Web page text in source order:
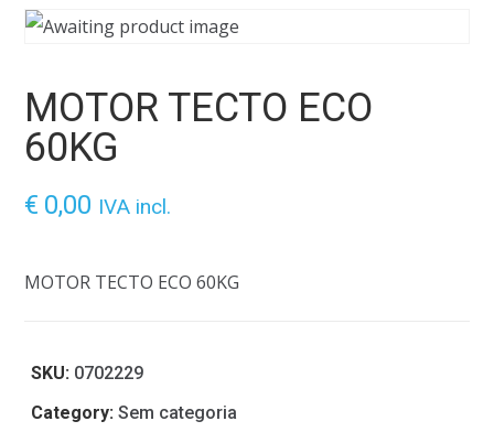
MOTOR TECTO ECO
60KG
€ 0,00 IVA incl.
MOTOR TECTO ECO 60KG
SKU: 0702229
Category:Sem categoria